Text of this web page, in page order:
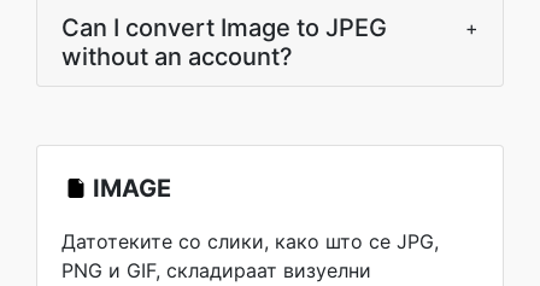
Can I convert Image to JPEG
without an account?
+
IMAGE
Датотеките со слики, како што се JPG,
PNG и GIF, складираат визуелни